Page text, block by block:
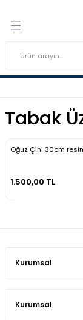
Porselen Boyaları (Toz
Boyaları
Kabartma
Tabaklar
Tabak
Oğuz Çini 30cm
1.500,00 TL
Kurumsal
Kurumsal